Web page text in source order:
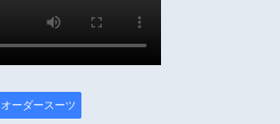
オーダースーツ